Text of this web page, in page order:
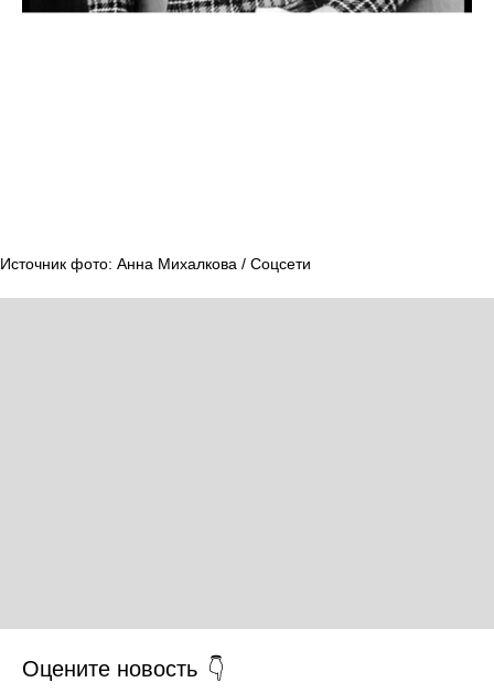
Источник фото: Анна Михалкова / Соцсети
Оцените новость